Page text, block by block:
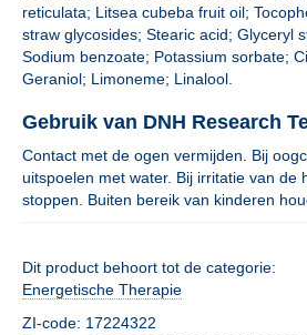
reticulata; Litsea cubeba fruit oil;
straw glycosides; Stearic acid; Glyceryl
Sodium benzoate; Potassium sorbate;
Geraniol; Limoneme; Linalool.
Gebruik van DNH Research
Contact met de ogen vermijden. Bij
uitspoelen met water. Bij irritatie van de
stoppen. Buiten bereik van kinderen
Dit product behoort tot de categorie:
Energetische Therapie
ZI-code: 17224322